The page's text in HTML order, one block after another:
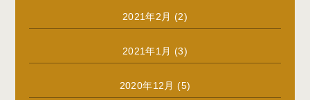
2021年2月 (2)
2021年1月 (3)
2020年12月 (5)